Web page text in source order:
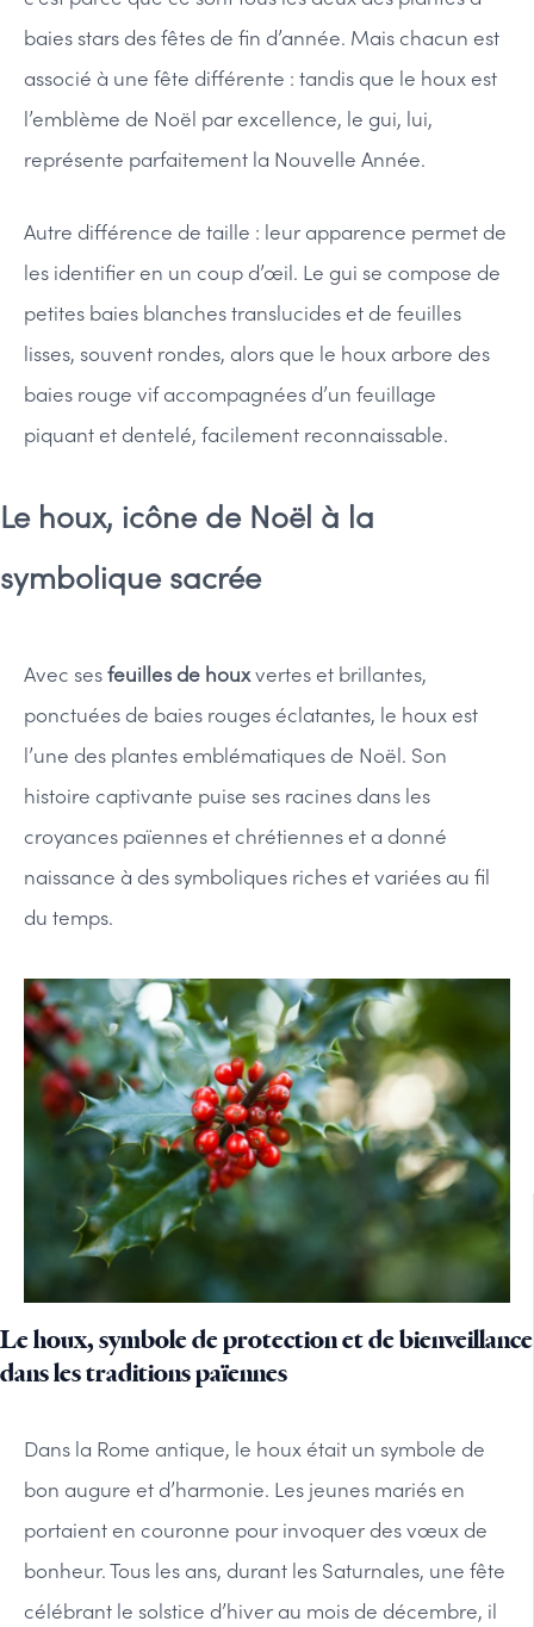
baies stars des fêtes de fin d’année. Mais chacun est
associé à une fête différente : tandis que le houx est
l’emblème de Noël par excellence, le gui, lui,
représente parfaitement la Nouvelle Année.
Autre différence de taille : leur apparence permet de
les identifier en un coup d’œil. Le gui se compose de
petites baies blanches translucides et de feuilles
lisses, souvent rondes, alors que le houx arbore des
baies rouge vif accompagnées d’un feuillage
piquant et dentelé, facilement reconnaissable.
Le houx, icône de Noël à la
symbolique sacrée
Avec sesfeuilles de houxvertes et brillantes,
ponctuées de baies rouges éclatantes, le houx est
l’une des plantes emblématiques de Noël. Son
histoire captivante puise ses racines dans les
croyances païennes et chrétiennes et a donné
naissance à des symboliques riches et variées au fil
du temps.
Le houx, symbole de protection et de bienveillance
dans les traditions païennes
Dans la Rome antique, le houx était un symbole de
bon augure et d’harmonie. Les jeunes mariés en
portaient en couronne pour invoquer des vœux de
bonheur. Tous les ans, durant les Saturnales, une fête
célébrant le solstice d’hiver au mois de décembre, il